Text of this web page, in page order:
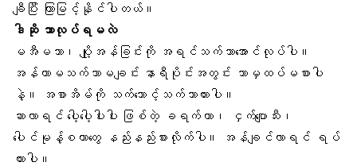
ချီပြီး ကြာမြင့်နိုင်ပါတယ်။
ဒါဆို ဘာလုပ်ရမလဲ
မအီမသာ၊ ပျို့အန်ခြင်းကို အရင်သက်သာအောင်လုပ်ပါ။
အန်တာမသက်သာမချင်း နာရီပိုင်းအတွင်း ဘာမှထပ်မစားပါ
နဲ့။
အစာအိမ် ကို သက်သောင့်သက်သာထားပါ။
ဆာလာရင် ပေါ့ပေါ့ပါးပါး ဖြစ်တဲ့ ခရက်ကာ၊ ငှက်ပျောသီး၊
ပေါင်မုန့်စတာတွေ နည်းနည်းစားလိုက်ပါ။
အန်ချင်လာရင် ရပ်
ထားပါ။